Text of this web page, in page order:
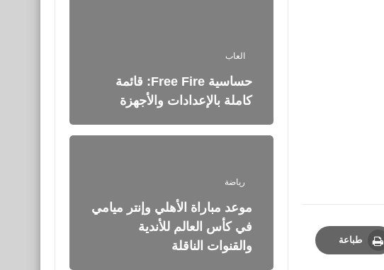
طباعة
العاب
حساسية Free Fire: قائمة
كاملة بالإعدادات والأجهزة
رياضة
موعد مباراة الأهلي وإنتر ميامي
في كأس العالم للأندية
والقنوات الناقلة